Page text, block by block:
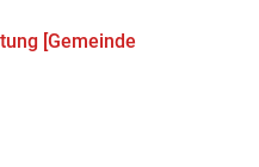
[Gemeinde